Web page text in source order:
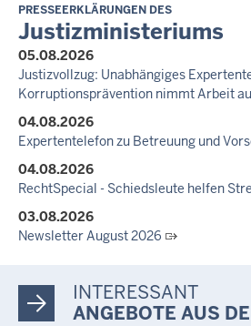
Newsletter Juli 2026
30.06.2026
288 Anwärterinnen und Anwärter des
der Justizvollzugsschule NRW geehrt
30.06.2026
RechtSpecial - Schiedsleute helfen
PRESSEERKLÄRUNGEN DES
Justizministeriums
05.08.2026
Justizvollzug: Unabhängiges
Korruptionsprävention nimmt Arbeit
04.08.2026
Expertentelefon zu Betreuung und
04.08.2026
RechtSpecial - Schiedsleute helfen
03.08.2026
Newsletter August 2026
Dein Mut findet Rückhalt: Die Justiz
Informationskampagne gegen
INTERESSANT
ANGEBOTE AUS